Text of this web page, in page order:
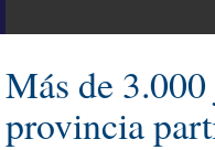
Más de
provincia